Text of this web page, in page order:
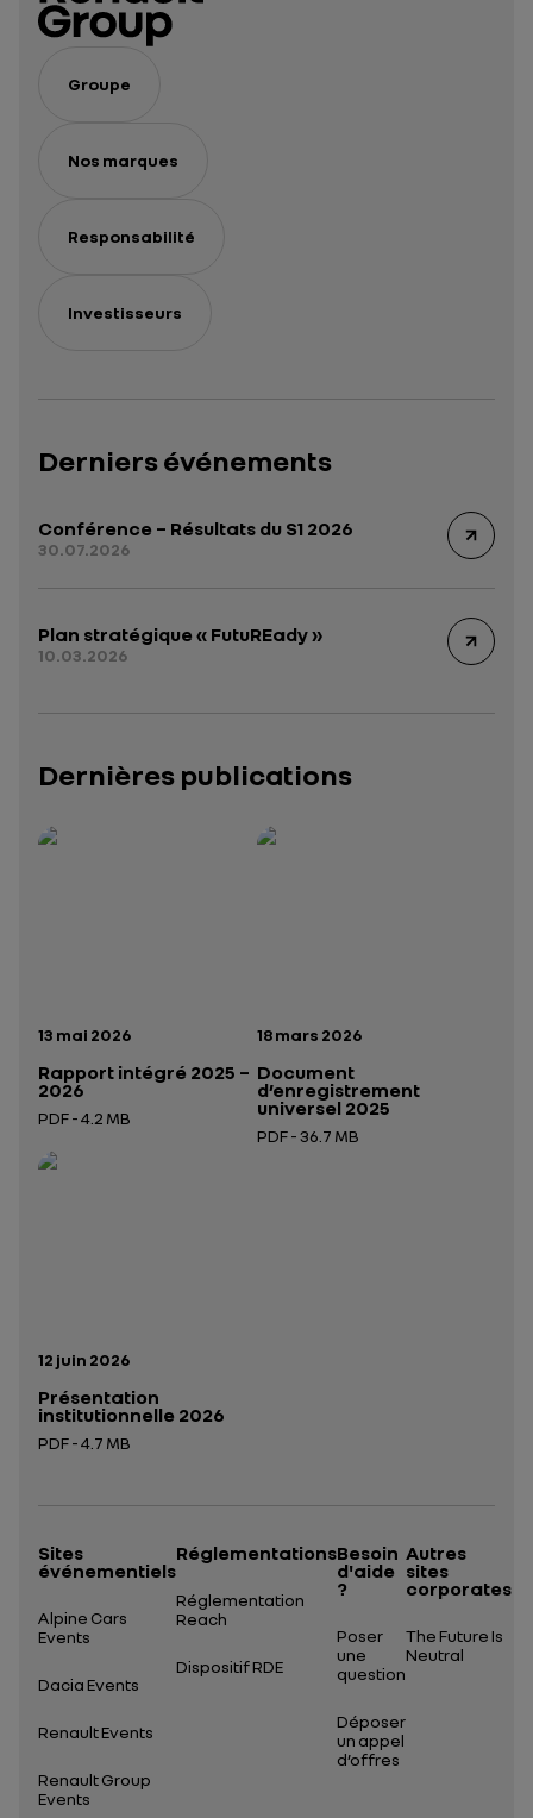
Groupe
Nos marques
Responsabilité
Investisseurs
Derniers événements
Conférence – Résultats du S1 2026
30.07.2026
Plan stratégique « FutuREady »
10.03.2026
Dernières publications
Date de publication:
13 mai 2026
Rapport intégré 2025 –
2026
PDF - 4.2 MB
Ouverture dans un nouvel onglet
Rapport intégré 2025 – 2026— données structurées (JSON)
Date de publication:
18 mars 2026
Document
d’enregistrement
universel 2025
PDF - 36.7 MB
Date de publication:
12 juin 2026
Présentation
institutionnelle 2026
PDF - 4.7 MB
Présentation institutionnelle 2026
Sites
événementiels
Alpine Cars
Events
Dacia Events
Renault Events
Renault Group
Events
Réglementations
Réglementation
Reach
Dispositif RDE
Besoin
d'aide
?
Poser
une
question
Déposer
un appel
d’offres
Autres
sites
corporates
The Future Is
Neutral